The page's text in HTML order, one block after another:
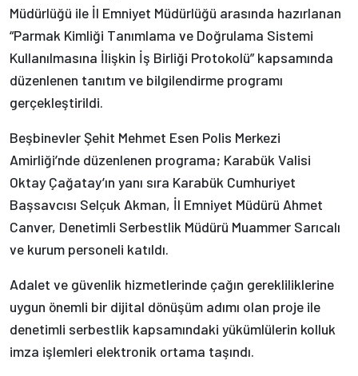
Müdürlüğü ile İl Emniyet Müdürlüğü arasında hazırlanan
“Parmak Kimliği Tanımlama ve Doğrulama Sistemi
Kullanılmasına İlişkin İş Birliği Protokolü” kapsamında
düzenlenen tanıtım ve bilgilendirme programı
gerçekleştirildi.
Beşbinevler Şehit Mehmet Esen Polis Merkezi
Amirliği’nde düzenlenen programa; Karabük Valisi
Oktay Çağatay’ın yanı sıra Karabük Cumhuriyet
Başsavcısı Selçuk Akman, İl Emniyet Müdürü Ahmet
Canver, Denetimli Serbestlik Müdürü Muammer Sarıcalı
ve kurum personeli katıldı.
Adalet ve güvenlik hizmetlerinde çağın gerekliliklerine
uygun önemli bir dijital dönüşüm adımı olan proje ile
denetimli serbestlik kapsamındaki yükümlülerin kolluk
imza işlemleri elektronik ortama taşındı.